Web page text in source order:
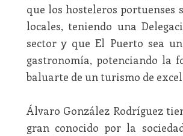
que los hosteleros portuenses
locales, teniendo una
sector y que El Puerto sea
gastronomía, potenciando la
baluarte de un turismo de
Álvaro González Rodríguez
gran conocido por la